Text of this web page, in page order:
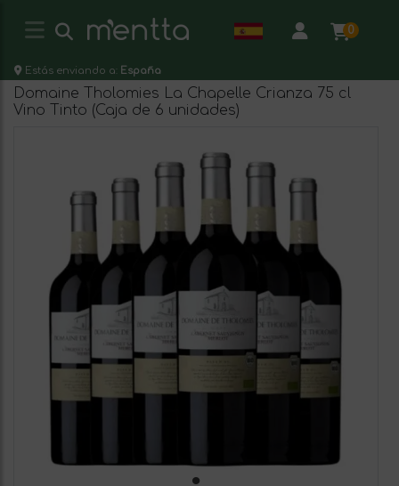
0
Estás enviando a: España
Domaine Tholomies La Chapelle Crianza 75 cl
Vino Tinto (Caja de 6 unidades)